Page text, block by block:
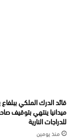
قائد الدرك الملكي
ميدانيا ينتهي بتوقيف
للدراجات النارية
منذ يومين